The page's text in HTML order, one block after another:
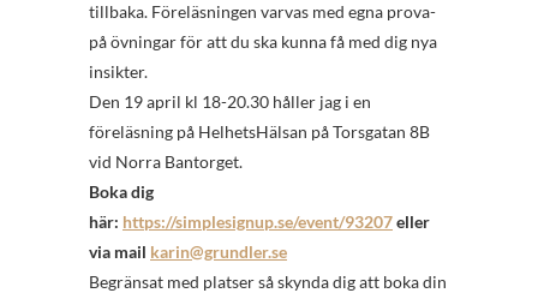
tillbaka. Föreläsningen varvas med egna prova-
på övningar för att du ska kunna få med dig nya
insikter.
Den 19 april kl 18-20.30 håller jag i en
föreläsning på HelhetsHälsan på Torsgatan 8B
vid Norra Bantorget.
Boka dig
här: https://simplesignup.se/event/93207eller
via mail karin@grundler.se
Begränsat med platser så skynda dig att boka din